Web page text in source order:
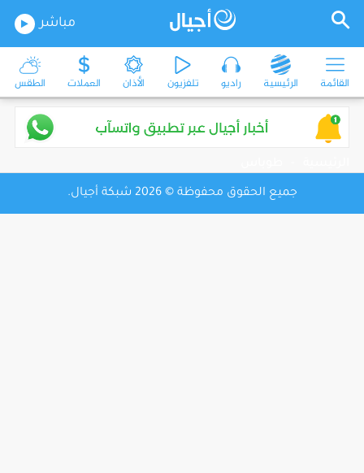
مباشر
القائمة الرئيسية راديو تلفزيون الأذان العملات الطقس
جميع الحقوق محفوظة © 2026 شبكة أجيال.